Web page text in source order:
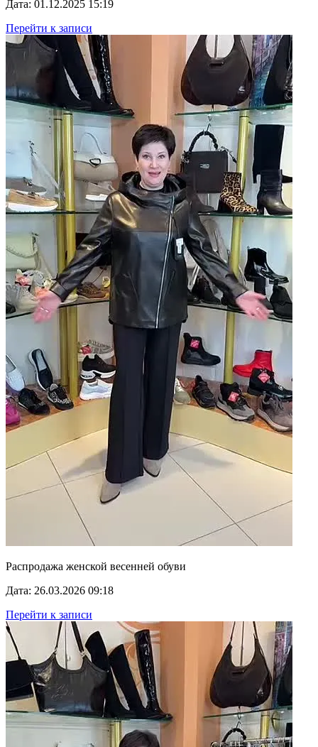
Дата: 01.12.2025 15:19
Перейти к записи
Распродажа женской весенней обуви
Дата: 26.03.2026 09:18
Перейти к записи